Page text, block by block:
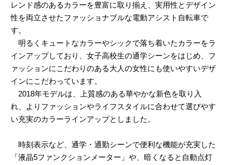
レンド感のあるカラーを豊富に取り揃え、実用性とデザイン
性を両立させたファッショナブルな電動アシスト自転車で
す。
明るくキュートなカラーやシックで落ち着いたカラーをラ
インアップしており、女子高校生の通学シーンをはじめ、フ
ァッションにこだわりのある大人の女性にも使いやすいデザ
インにこだわっています。
2018年モデルは、上質感のある華やかな新色を取り入
れ、よりファッションやライフスタイルに合わせて選びやす
い充実のカラーラインアップとしました。
時刻表示など、通学・通勤シーンで便利な機能が充実した
「液晶5ファンクションメーター」や、暗くなると自動点灯